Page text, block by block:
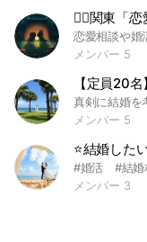
🙆‍♀️関東「
メンバー 5
【定員20
メンバー 5
⭐️結婚した
メンバー 3